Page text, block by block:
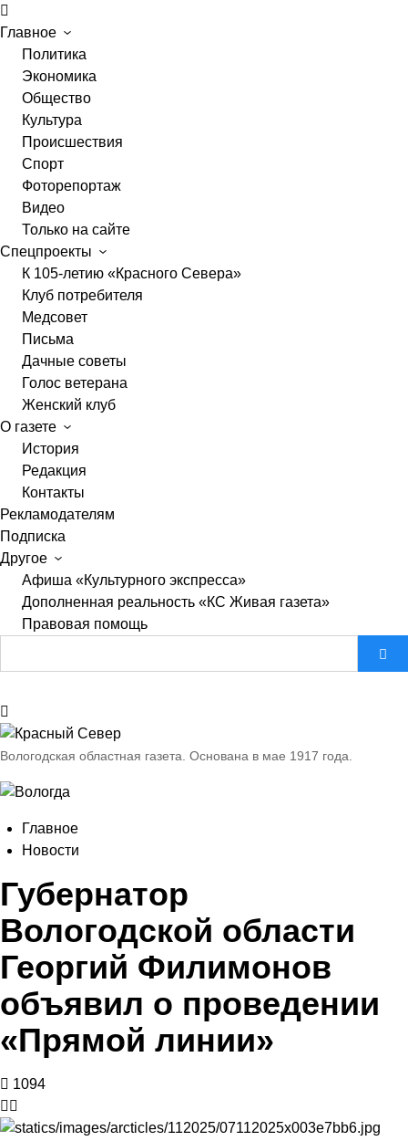
Главное
Политика
Экономика
Общество
Культура
Происшествия
Спорт
Фоторепортаж
Видео
Только на сайте
Спецпроекты
К 105-летию «Красного Севера»
Клуб потребителя
Медсовет
Письма
Дачные советы
Голос ветерана
Женский клуб
О газете
История
Редакция
Контакты
Рекламодателям
Подписка
Другое
Афиша «Культурного экспресса»
Дополненная реальность «КС Живая газета»
Правовая помощь
Вологодская областная газета. Основана в мае 1917 года.
Главное
Новости
Губернатор
Вологодской области
Георгий Филимонов
объявил о проведении
«Прямой линии»
1094